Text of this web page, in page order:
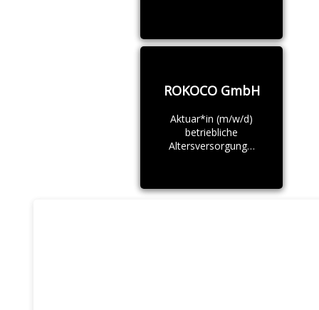
ROKOCO GmbH
Aktuar*in (m/w/d)
betriebliche
Altersversorgung…